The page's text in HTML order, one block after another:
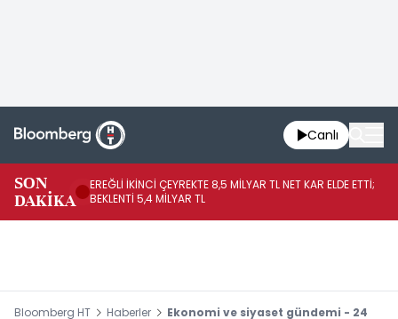
Canlı
SON
DAKİKA
EREĞLİ İKİNCİ ÇEYREKTE 8,5 MİLYAR TL NET KAR ELDE ETTİ;
BEKLENTİ 5,4 MİLYAR TL
Bloomberg HT Haberler
Ekonomi ve siyaset gündemi - 24